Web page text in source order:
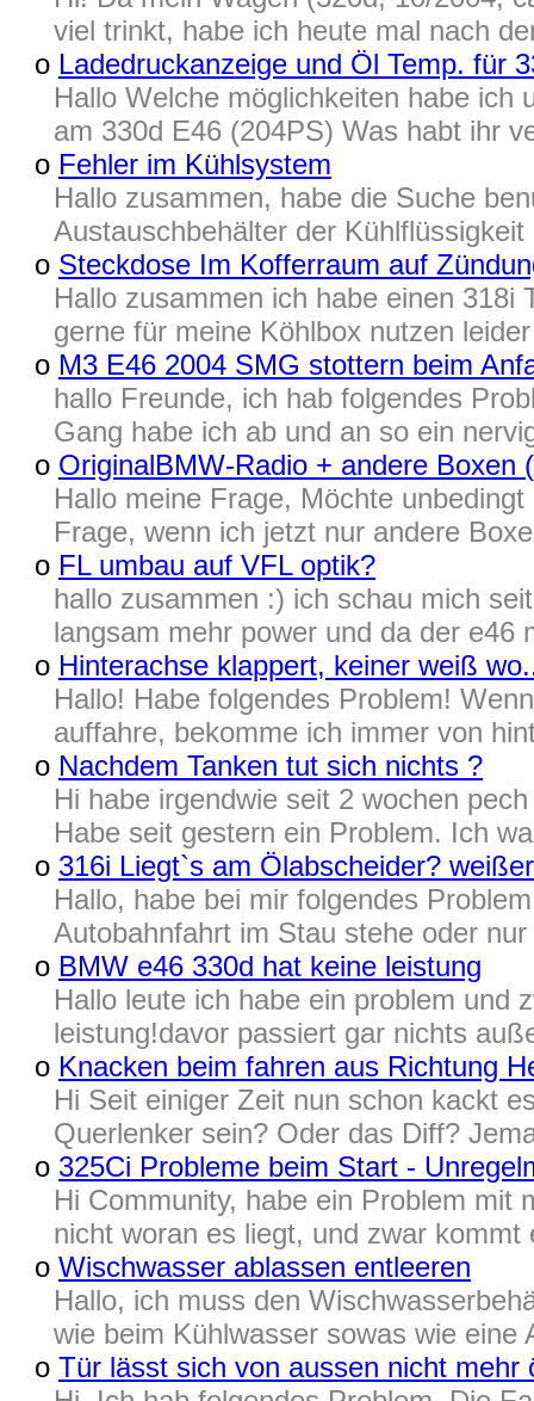
viel trinkt, habe ich heute mal nach
o Ladedruckanzeige und Öl Temp. für
Hallo Welche möglichkeiten habe ich
am 330d E46 (204PS) Was habt ihr
o Fehler im Kühlsystem
Hallo zusammen, habe die Suche
Austauschbehälter der
o Steckdose Im Kofferraum auf
Hallo zusammen ich habe einen
gerne für meine Köhlbox nutzen
o M3 E46 2004 SMG stottern beim
hallo Freunde, ich hab folgendes
Gang habe ich ab und an so ein
o OriginalBMW-Radio + andere Boxen
Hallo meine Frage, Möchte
Frage, wenn ich jetzt nur andere
o FL umbau auf VFL optik?
hallo zusammen :) ich schau mich
langsam mehr power und da der e46
o Hinterachse klappert, keiner weiß
Hallo! Habe folgendes Problem!
auffahre, bekomme ich immer von
o Nachdem Tanken tut sich nichts ?
Hi habe irgendwie seit 2 wochen
Habe seit gestern ein Problem. Ich
o 316i Liegt`s am Ölabscheider?
Hallo, habe bei mir folgendes
Autobahnfahrt im Stau stehe oder
o BMW e46 330d hat keine leistung
Hallo leute ich habe ein problem und
leistung!davor passiert gar nichts
o Knacken beim fahren aus Richtung
Hi Seit einiger Zeit nun schon kackt
Querlenker sein? Oder das Diff?
o 325Ci Probleme beim Start -
Hi Community, habe ein Problem mit
nicht woran es liegt, und zwar
o Wischwasser ablassen entleeren
Hallo, ich muss den
wie beim Kühlwasser sowas wie eine
o Tür lässt sich von aussen nicht mehr